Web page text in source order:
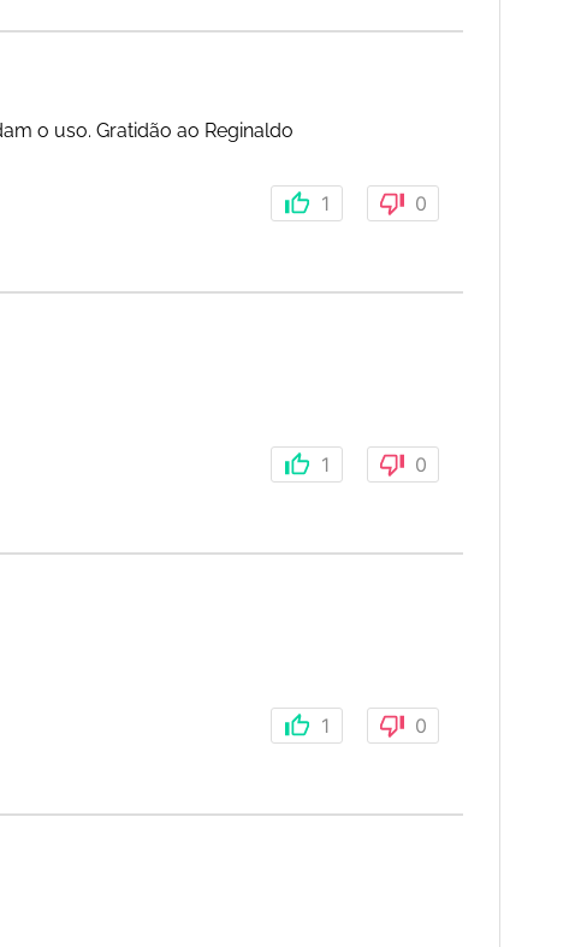
o uso. Gratidão ao Reginaldo
1 0
1 0
1 0